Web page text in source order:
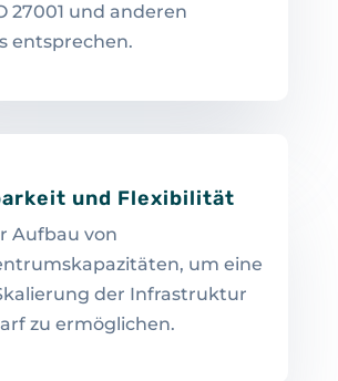
27001 und anderen
entsprechen.
und Flexibilität
Aufbau von
um eine
der Infrastruktur
zu ermöglichen.